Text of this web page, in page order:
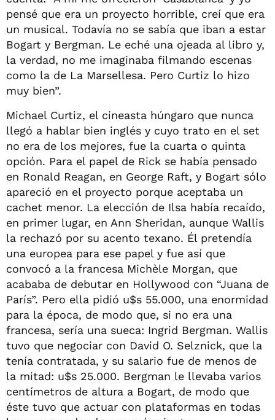
pensé que era un proyecto horrible, creí que era
un musical. Todavía no se sabía que iban a estar
Bogart y Bergman. Le eché una ojeada al libro y,
la verdad, no me imaginaba filmando escenas
como la de La Marsellesa. Pero Curtiz lo hizo
muy bien”.
Michael Curtiz, el cineasta húngaro que nunca
llegó a hablar bien inglés y cuyo trato en el set
no era de los mejores, fue la cuarta o quinta
opción. Para el papel de Rick se había pensado
en Ronald Reagan, en George Raft, y Bogart sólo
apareció en el proyecto porque aceptaba un
cachet menor. La elección de Ilsa había recaído,
en primer lugar, en Ann Sheridan, aunque Wallis
la rechazó por su acento texano. Él pretendía
una europea para ese papel y fue así que
convocó a la francesa Michèle Morgan, que
acababa de debutar en Hollywood con “Juana de
París”. Pero ella pidió u$s 55.000, una enormidad
para la época, de modo que, si no era una
francesa, sería una sueca: Ingrid Bergman. Wallis
tuvo que negociar con David O. Selznick, que la
tenía contratada, y su salario fue de menos de
la mitad: u$s 25.000. Bergman le llevaba varios
centímetros de altura a Bogart, de modo que
éste tuvo que actuar con plataformas en todas